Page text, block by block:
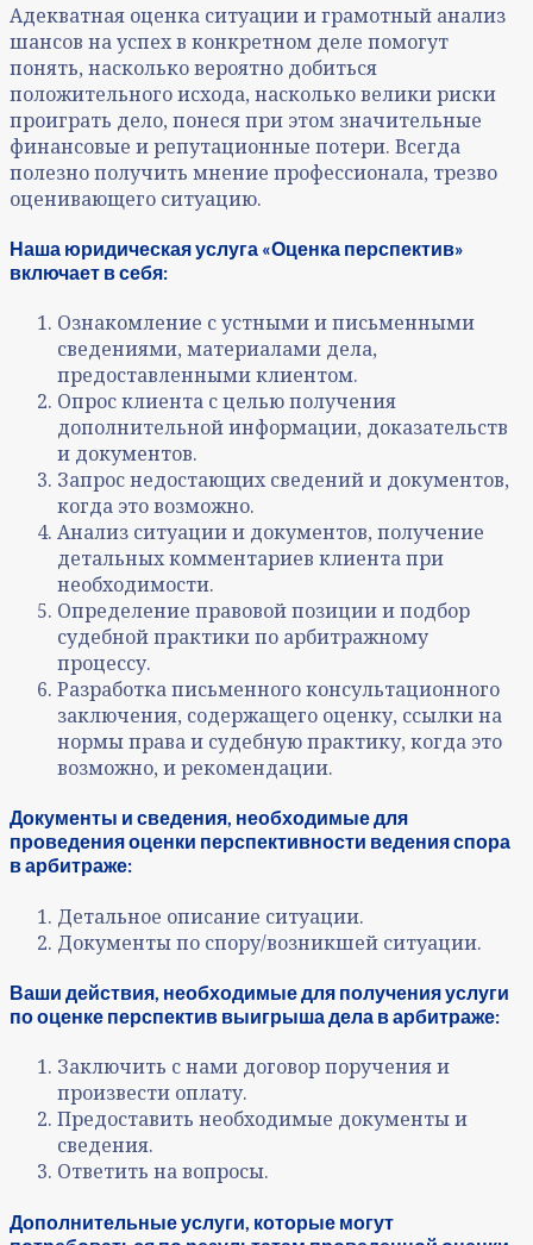
Адекватная оценка ситуации и грамотный анализ
шансов на успех в конкретном деле помогут
понять, насколько вероятно добиться
положительного исхода, насколько велики риски
проиграть дело, понеся при этом значительные
финансовые и репутационные потери. Всегда
полезно получить мнение профессионала, трезво
оценивающего ситуацию.
Наша юридическая услуга «Оценка перспектив»
включает в себя:
Ознакомление с устными и письменными
сведениями, материалами дела,
предоставленными клиентом.
Опрос клиента с целью получения
дополнительной информации, доказательств
и документов.
Запрос недостающих сведений и документов,
когда это возможно.
Анализ ситуации и документов, получение
детальных комментариев клиента при
необходимости.
Определение правовой позиции и подбор
судебной практики по арбитражному
процессу.
Разработка письменного консультационного
заключения, содержащего оценку, ссылки на
нормы права и судебную практику, когда это
возможно, и рекомендации.
Документы и сведения, необходимые для
проведения оценки перспективности ведения спора
в арбитраже:
Детальное описание ситуации.
Документы по спору/возникшей ситуации.
Ваши действия, необходимые для получения услуги
по оценке перспектив выигрыша дела в арбитраже:
Заключить с нами договор поручения и
произвести оплату.
Предоставить необходимые документы и
сведения.
Ответить на вопросы.
Дополнительные услуги, которые могут